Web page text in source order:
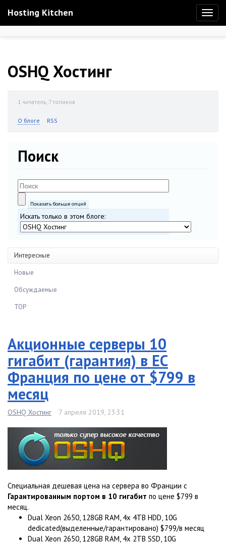
Hosting Kitchen
OSHQ Хостинг
1 читатель, 7 топиков
О блоге RSS
Поиск
Показать больше опций
Искать только в этом блоге:
Интересные
Новые
Обсуждаемые
TOP
Акционные серверы 10
гигабит (гарантия) в ЕС
Франция по цене от $799 в
месяц
OSHQ Хостинг 7 апреля 2019, 23:31
Специальная дешевая цена на сервера во Франции с
Гарантированным портом в 10 гигабит по цене $799 в
месяц.
Dual Xeon 2650, 128GB RAM, 4x 4TB HDD, 10G
dedicated(выделенные/гарантировано) $799/в месяц
Dual Xeon 2650, 128GB RAM, 4x 2TB SSD, 10G